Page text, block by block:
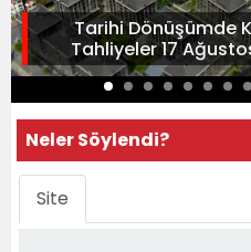
Tarihi Dönüşümde
Tahliyeler 17
Neler Söylendi?
Site